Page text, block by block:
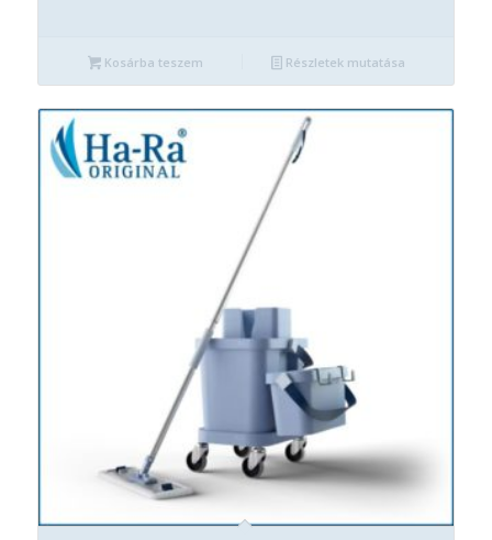
Kosárba teszem Részletek mutatása